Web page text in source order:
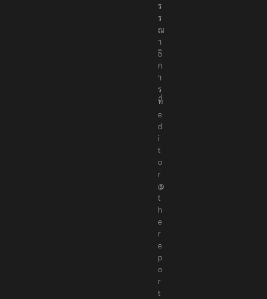
ร
ร
ณ
า
ธิ
ก
า
ร
ที่
e
d
i
t
o
r
@
t
h
e
r
e
p
o
r
t